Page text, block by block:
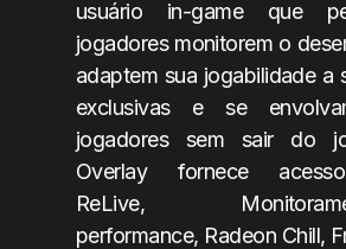
usuário in-game que
jogadores monitorem o
adaptem sua jogabilidade a
exclusivas e se
jogadores sem sair do
Overlay fornece
ReLive,
performance, Radeon Chill,